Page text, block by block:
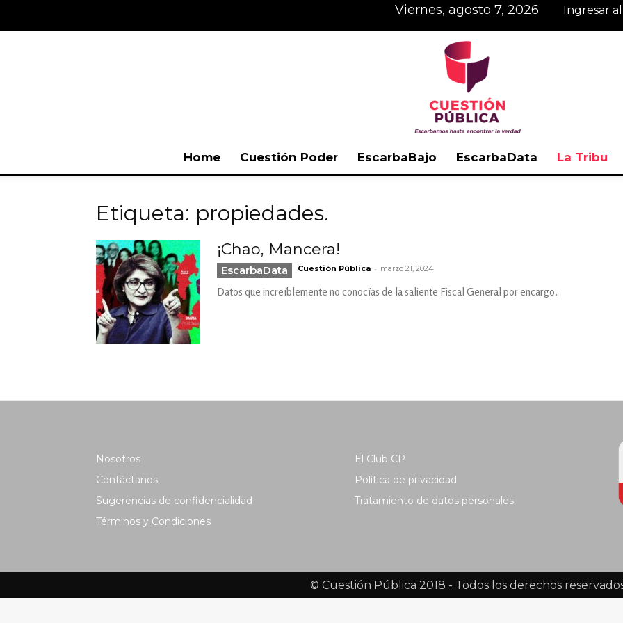
viernes, agosto 7, 2026 Ingresar
Home Cuestión Poder EscarbaBajo EscarbaData La Tribu
Etiqueta: propiedades.
¡Chao, Mancera!
EscarbaData Cuestión Pública - marzo 21, 2024
Datos que increíblemente no conocías de la saliente Fiscal General por encargo.
Nosotros
Contáctanos
Sugerencias de confidencialidad
Términos y Condiciones
El Club CP
Política de privacidad
Tratamiento de datos personales
© Cuestión Pública 2018 - Todos los derechos